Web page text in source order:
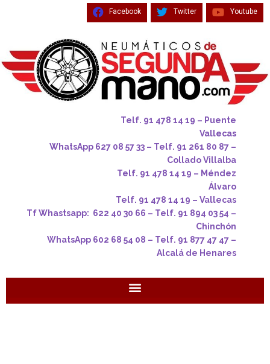
Facebook Twitter Youtube
Telf. 91 478 14 19 – Puente
Vallecas
WhatsApp 627 08 57 33 – Telf. 91 261 80 87 –
Collado Villalba
Telf. 91 478 14 19 – Méndez
Álvaro
Telf. 91 478 14 19 – Vallecas
Tf Whastsapp: 622 40 30 66 – Telf. 91 894 03 54 –
Chinchón
WhatsApp 602 68 54 08 – Telf. 91 877 47 47 –
Alcalá de Henares